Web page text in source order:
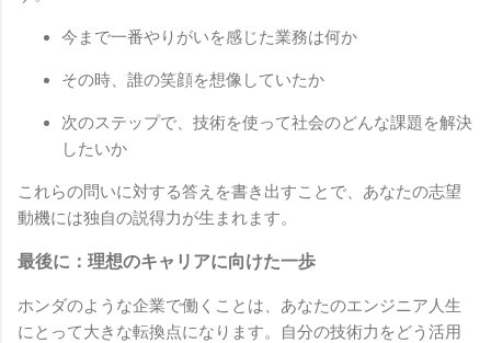
今まで一番やりがいを感じた業務は何か
その時、誰の笑顔を想像していたか
次のステップで、技術を使って社会のどんな課題を解決
したいか
これらの問いに対する答えを書き出すことで、あなたの志望
動機には独自の説得力が生まれます。
最後に：理想のキャリアに向けた一歩
ホンダのような企業で働くことは、あなたのエンジニア人生
にとって大きな転換点になります。自分の技術力をどう活用